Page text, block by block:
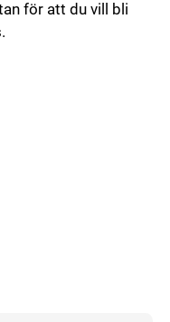
för att du vill bli